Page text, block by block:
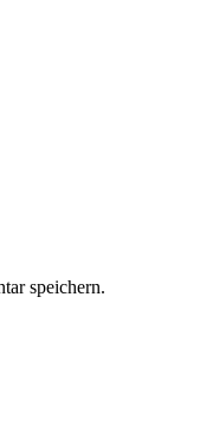
speichern.